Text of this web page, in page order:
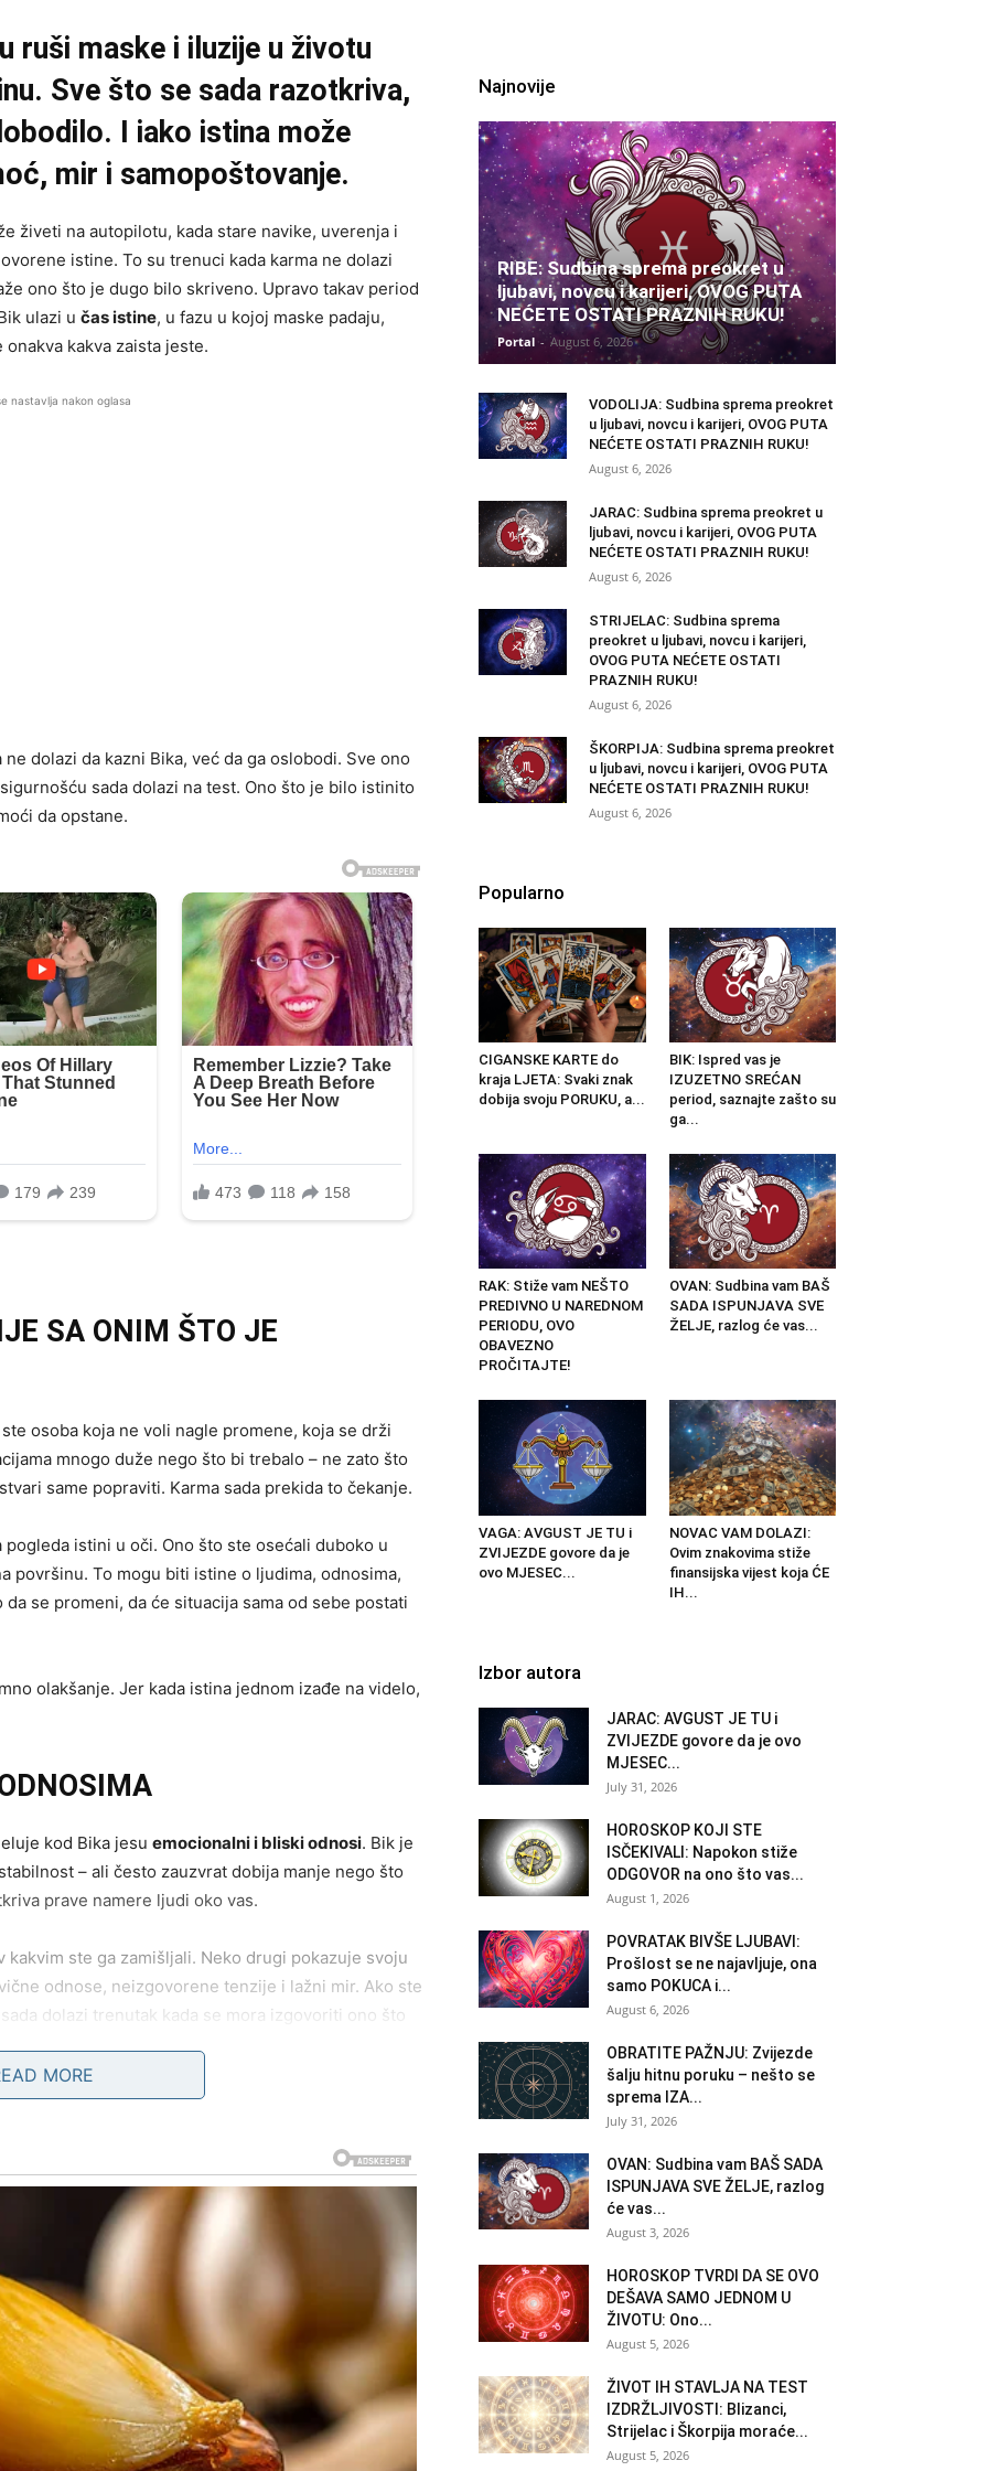
ruši maske i iluzije u životu
Sve što se sada razotkriva,
I iako istina može
mir i samopoštovanje.
živeti na autopilotu, kada stare navike, uverenja i
istine. To su trenuci kada karma ne dolazi
ono što je dugo bilo skriveno. Upravo takav period
ulazi u čas istine, u fazu u kojoj maske padaju,
kakva zaista jeste.
nastavlja nakon oglasa
ne dolazi da kazni Bika, već da ga oslobodi. Sve ono
sada dolazi na test. Ono što je bilo istinito
da opstane.
SA ONIM ŠTO JE
osoba koja ne voli nagle promene, koja se drži
mnogo duže nego što bi trebalo – ne zato što
same popraviti. Karma sada prekida to čekanje.
istini u oči. Ono što ste osećali duboko u
površinu. To mogu biti istine o ljudima, odnosima,
se promeni, da će situacija sama od sebe postati
olakšanje. Jer kada istina jednom izađe na videlo,
kod Bika jesu emocionalni i bliski odnosi. Bik je
– ali često zauzvrat dobija manje nego što
prave namere ljudi oko vas.
kakvim ste ga zamišljali. Neko drugi pokazuje svoju
odnose, neizgovorene tenzije i lažni mir. Ako ste
dolazi trenutak kada se mora izgovoriti ono što
je trajao samo iz navike. Za druge, ovo može
TEST ZA BIKA
jeste iluzija lažne sigurnosti
koji ne ispunjava, odnos koji više ne greje, situacija
na proveru.
ne dolazi iz spoljašnjih okolnosti, već iz
da vas iscrpljuje. I karma vam to jasno
i fizičke signale tela.
MORE
Najnovije
RIBE: Sudbina sprema preokret u
ljubavi, novcu i karijeri, OVOG PUTA
NEĆETE OSTATI PRAZNIH RUKU!
Portal - August 6, 2026
VODOLIJA: Sudbina sprema preokret
u ljubavi, novcu i karijeri, OVOG PUTA
NEĆETE OSTATI PRAZNIH RUKU!
August 6, 2026
JARAC: Sudbina sprema preokret u
ljubavi, novcu i karijeri, OVOG PUTA
NEĆETE OSTATI PRAZNIH RUKU!
August 6, 2026
STRIJELAC: Sudbina sprema
preokret u ljubavi, novcu i karijeri,
OVOG PUTA NEĆETE OSTATI
PRAZNIH RUKU!
August 6, 2026
ŠKORPIJA: Sudbina sprema preokret
u ljubavi, novcu i karijeri, OVOG PUTA
NEĆETE OSTATI PRAZNIH RUKU!
August 6, 2026
Popularno
CIGANSKE KARTE do
kraja LJETA: Svaki znak
dobija svoju PORUKU, a...
BIK: Ispred vas je
IZUZETNO SREĆAN
period, saznajte zašto su
ga...
RAK: Stiže vam NEŠTO
PREDIVNO U NAREDNOM
PERIODU, OVO
OBAVEZNO
PROČITAJTE!
OVAN: Sudbina vam BAŠ
SADA ISPUNJAVA SVE
ŽELJE, razlog će vas...
VAGA: AVGUST JE TU i
ZVIJEZDE govore da je
ovo MJESEC...
NOVAC VAM DOLAZI:
Ovim znakovima stiže
finansijska vijest koja ĆE
IH...
Izbor autora
JARAC: AVGUST JE TU i
ZVIJEZDE govore da je ovo
MJESEC...
July 31, 2026
HOROSKOP KOJI STE
ISČEKIVALI: Napokon stiže
ODGOVOR na ono što vas...
August 1, 2026
POVRATAK BIVŠE LJUBAVI:
Prošlost se ne najavljuje, ona
samo POKUCA i...
August 6, 2026
OBRATITE PAŽNJU: Zvijezde
šalju hitnu poruku – nešto se
sprema IZA...
July 31, 2026
OVAN: Sudbina vam BAŠ SADA
ISPUNJAVA SVE ŽELJE, razlog
će vas...
August 3, 2026
HOROSKOP TVRDI DA SE OVO
DEŠAVA SAMO JEDNOM U
ŽIVOTU: Ono...
August 5, 2026
ŽIVOT IH STAVLJA NA TEST
IZDRŽLJIVOSTI: Blizanci,
Strijelac i Škorpija moraće...
August 5, 2026